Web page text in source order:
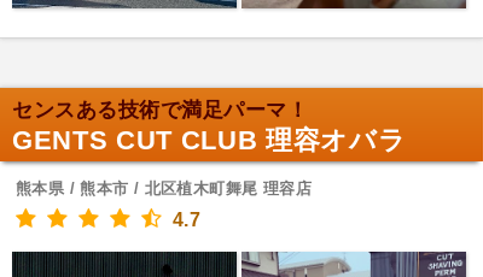
センスある技術で満足パーマ！
GENTS CUT CLUB 理容オバラ
熊本県 / 熊本市 / 北区植木町舞尾 理容店
4.7